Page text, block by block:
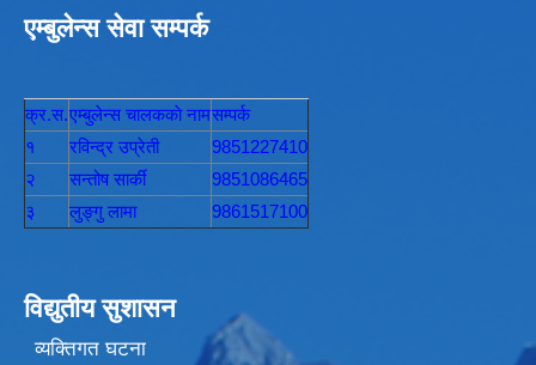
एम्बुलेन्स सेवा सम्पर्क
क्र.स.एम्बुलेन्स चालककाे नामसम्पर्क
१
रविन्द्र उप्रेती
9851227410
२
सन्तोष सार्की
9851086465
३
लुङ्गु लामा 9861517100
विद्युतीय सुशासन
व्यक्तिगत घटना